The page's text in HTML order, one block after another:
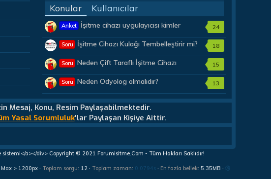
Konular Kullanıcılar
Anket
İşitme cihazı uygulayıcısı kimler
24
Soru İşitme Cihazı Kulağı Tembelleştirir mi? 18
Soru
Neden Çift Taraflı İşitme Cihazı
15
Soru Neden Odyolog olmalıdır? 13
Mesaj, Konu, Resim Paylaşabilmektedir.
Yasal Sorumluluk'lar Paylaşan Kişiye Aittir.
a></div> Copyright © 2021 Forumisitme.Com - Tüm Hakları Saklıdır!
Toplam sorgu 12 Toplam zaman 0.0794s En fazla bellek 5.35MB